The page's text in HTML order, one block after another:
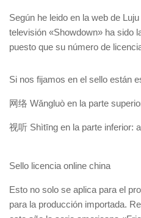
Según he leido en la web de
televisión «Showdown» ha sido
puesto que su número de
Si nos fijamos en el sello están
网络 Wǎngluò en la parte
视听 Shìtīng en la parte inferior:
Sello licencia online china
Esto no solo se aplica para el
para la producción importada.